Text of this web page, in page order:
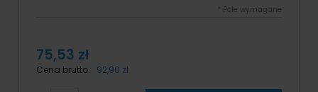
Pole wymagane
75,53 zł
Cena brutto: 92,90 zł